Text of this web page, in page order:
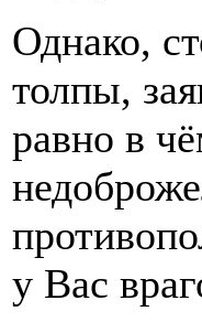
Однако,
толпы,
равно в
у Вас